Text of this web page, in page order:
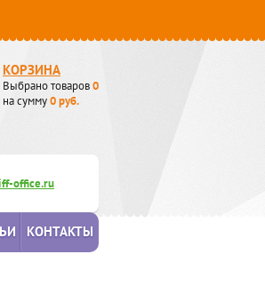
КОРЗИНА
Выбрано товаров0
на сумму0руб.
office.ru
КОНТАКТЫ